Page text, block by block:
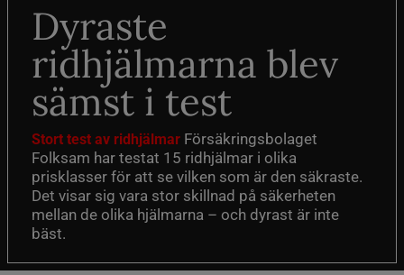
Dyraste
ridhjälmarna blev
sämst i test
Stort test av ridhjälmar Försäkringsbolaget
Folksam har testat 15 ridhjälmar i olika
prisklasser för att se vilken som är den säkraste.
Det visar sig vara stor skillnad på säkerheten
mellan de olika hjälmarna – och dyrast är inte
bäst.